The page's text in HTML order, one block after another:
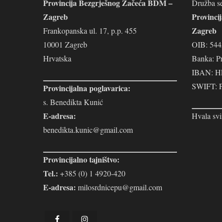
Provincija Bezgrješnog Začeća BDM –
Zagreb
Frankopanska ul. 17, p.p. 455
10001 Zagreb
Hrvatska
Provincijalna poglavarica:
s. Benedikta Kunić
E-adresa:
benedikta.kunic@gmail.com
Provincijalno tajništvo:
Tel.: +385 (0) 1 4920-420
E-adresa: milosrdnicepu@gmail.com
Družba
Zagreb
OIB:
Banka:
IBAN:
SWIFT:
Hvala